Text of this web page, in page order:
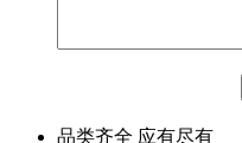
品类齐全 应有尽有